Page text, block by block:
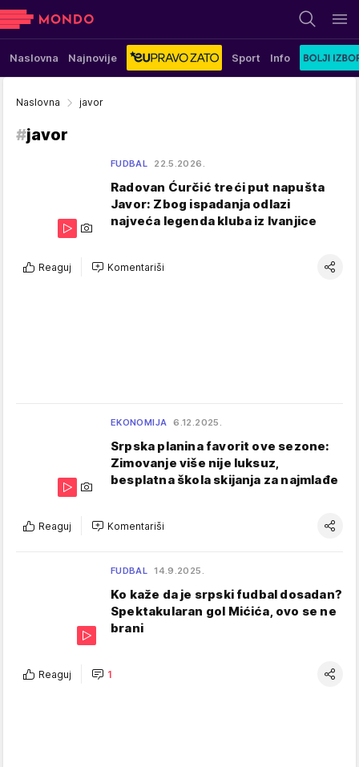
Naslovna Najnovije Sport Info
Naslovna javor
#javor
FUDBAL 22.5.2026.
Radovan Ćurčić treći put napušta
Javor: Zbog ispadanja odlazi
najveća legenda kluba iz Ivanjice
Reaguj Komentariši
EKONOMIJA 6.12.2025.
Srpska planina favorit ove sezone:
Zimovanje više nije luksuz,
besplatna škola skijanja za najmlađe
Reaguj Komentariši
FUDBAL 14.9.2025.
Ko kaže da je srpski fudbal dosadan?
Spektakularan gol Mićića, ovo se ne
brani
Reaguj 1